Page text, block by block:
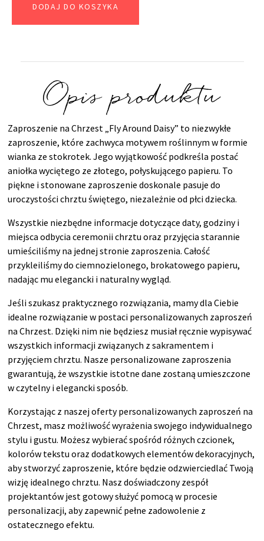
DODAJ DO KOSZYKA
Opis produktu
Zaproszenie na Chrzest „Fly Around Daisy” to niezwykłe
zaproszenie, które zachwyca motywem roślinnym w formie
wianka ze stokrotek. Jego wyjątkowość podkreśla postać
aniołka wyciętego ze złotego, połyskującego papieru. To
piękne i stonowane zaproszenie doskonale pasuje do
uroczystości chrztu świętego, niezależnie od płci dziecka.
Wszystkie niezbędne informacje dotyczące daty, godziny i
miejsca odbycia ceremonii chrztu oraz przyjęcia starannie
umieściliśmy na jednej stronie zaproszenia. Całość
przykleiliśmy do ciemnozielonego, brokatowego papieru,
nadając mu elegancki i naturalny wygląd.
Jeśli szukasz praktycznego rozwiązania, mamy dla Ciebie
idealne rozwiązanie w postaci personalizowanych zaproszeń
na Chrzest. Dzięki nim nie będziesz musiał ręcznie wypisywać
wszystkich informacji związanych z sakramentem i
przyjęciem chrztu. Nasze personalizowane zaproszenia
gwarantują, że wszystkie istotne dane zostaną umieszczone
w czytelny i elegancki sposób.
Korzystając z naszej oferty personalizowanych zaproszeń na
Chrzest, masz możliwość wyrażenia swojego indywidualnego
stylu i gustu. Możesz wybierać spośród różnych czcionek,
kolorów tekstu oraz dodatkowych elementów dekoracyjnych,
aby stworzyć zaproszenie, które będzie odzwierciedlać Twoją
wizję idealnego chrztu. Nasz doświadczony zespół
projektantów jest gotowy służyć pomocą w procesie
personalizacji, aby zapewnić pełne zadowolenie z
ostatecznego efektu.